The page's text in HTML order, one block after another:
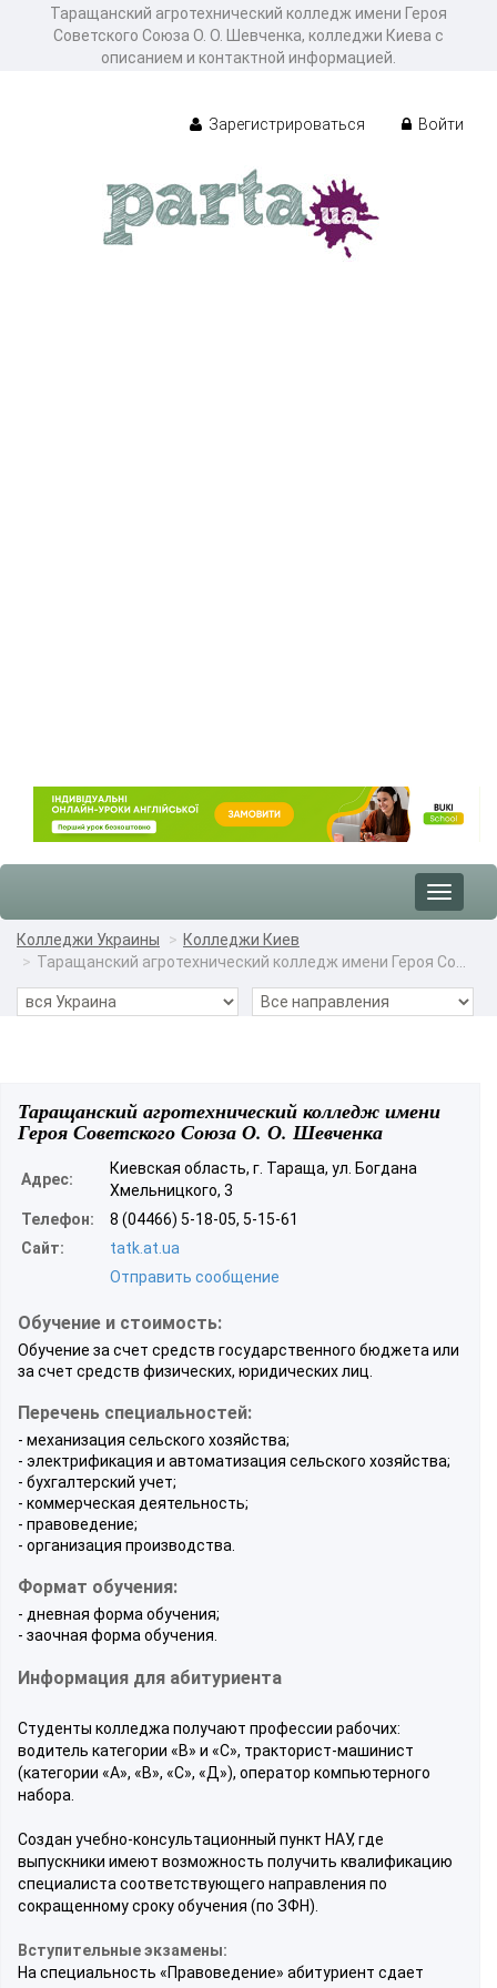
Таращанский агротехнический колледж имени Героя
Советского Союза О. О. Шевченка, колледжи Киева с
описанием и контактной информацией.
Зарегистрироваться Войти
Toggle
Колледжи Украины
Колледжи Киев
Таращанский агротехнический колледж имени Героя Со...
Таращанский агротехнический колледж имени
Героя Советского Союза О. О. Шевченка
Адрес:
Киевская область, г. Тараща, ул. Богдана
Хмельницкого, 3
Телефон:
8 (04466) 5-18-05, 5-15-61
Сайт:
tatk.at.ua
Отправить сообщение
Обучение и стоимость:
Обучение за счет средств государственного бюджета или
за счет средств физических, юридических лиц.
Перечень специальностей:
- механизация сельского хозяйства;
- электрификация и автоматизация сельского хозяйства;
- бухгалтерский учет;
- коммерческая деятельность;
- правоведение;
- организация производства.
Формат обучения:
- дневная форма обучения;
- заочная форма обучения.
Информация для абитуриента
Студенты колледжа получают профессии рабочих:
водитель категории «В» и «С», тракторист-машинист
(категории «А», «В», «С», «Д»), оператор компьютерного
набора.
Создан учебно-консультационный пункт НАУ, где
выпускники имеют возможность получить квалификацию
специалиста соответствующего направления по
сокращенному сроку обучения (по ЗФН).
Вступительные экзамены:
На специальность «Правоведение» абитуриент сдает